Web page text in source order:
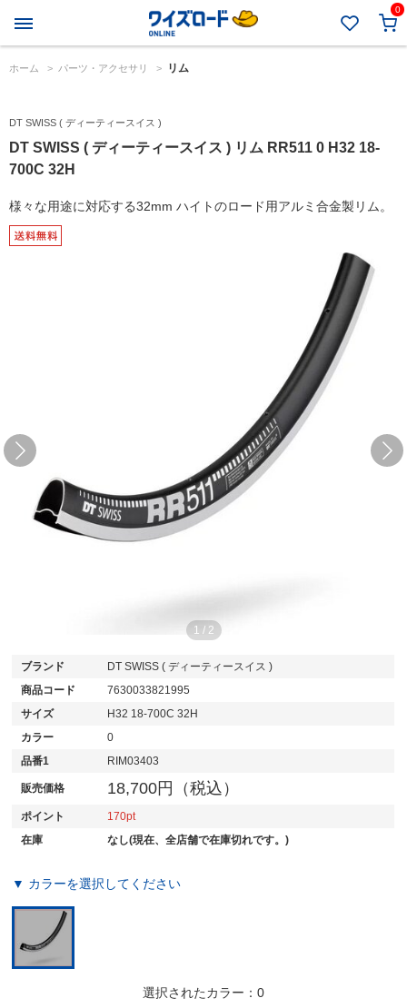
0
ホーム > パーツ・アクセサリ > リム
DT SWISS ( ディーティースイス )
DT SWISS ( ディーティースイス ) リム RR511 0 H32 18-
700C 32H
様々な用途に対応する32mm ハイトのロード用アルミ合金製リム。
1 / 2
ブランド
DT SWISS ( ディーティースイス )
商品コード
7630033821995
サイズ
H32 18-700C 32H
カラー
0
品番1
RIM03403
販売価格 18,700円（税込）
ポイント
170
在庫
なし(現在、全店舗で在庫切れです。)
▼ カラーを選択してください
選択されたカラー：0